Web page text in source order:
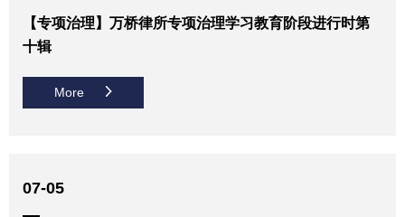
【专项治理】万桥律所专项治理学习教育阶段进行时第
十辑
More
07-05